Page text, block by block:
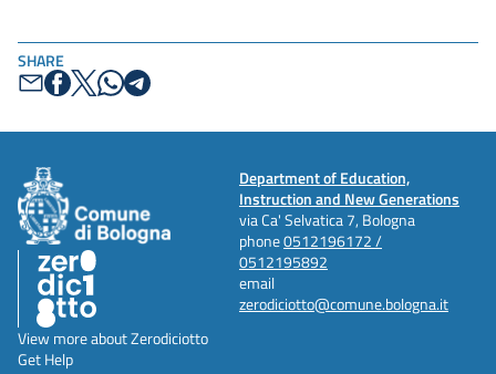
SHARE
Department of Education,
Instruction and New Generations
via Ca' Selvatica 7, Bologna
phone0512196172 /
0512195892
email
zerodiciotto@comune.bologna.it
View more about Zerodiciotto
Get Help